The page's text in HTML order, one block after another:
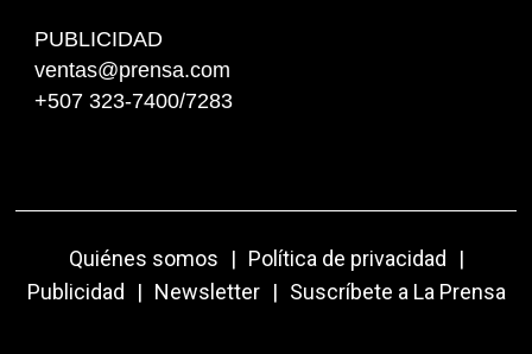
PUBLICIDAD
ventas@prensa.com
+507 323-7400/7283
Quiénes somos | Política de privacidad
|
Publicidad
| Newsletter | Suscríbete a La Prensa